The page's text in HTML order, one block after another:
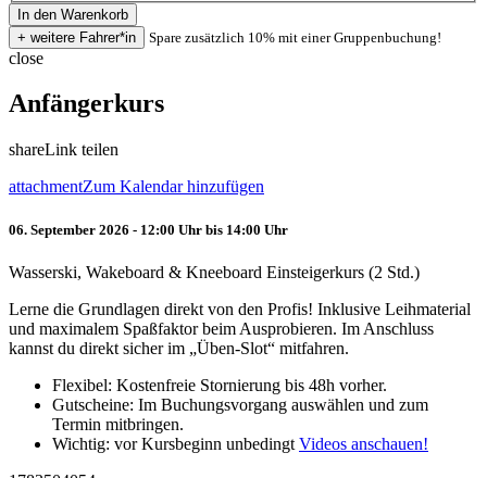
Spare zusätzlich 10% mit einer Gruppenbuchung!
close
Anfängerkurs
shareLink teilen
attachmentZum Kalendar hinzufügen
06. September 2026 - 12:00 Uhr bis 14:00 Uhr
Wasserski, Wakeboard & Kneeboard Einsteigerkurs (2 Std.)
Lerne die Grundlagen direkt von den Profis! Inklusive Leihmaterial
und maximalem Spaßfaktor beim Ausprobieren. Im Anschluss
kannst du direkt sicher im „Üben-Slot“ mitfahren.
Flexibel: Kostenfreie Stornierung bis 48h vorher.
Gutscheine: Im Buchungsvorgang auswählen und zum
Termin mitbringen.
Wichtig: vor Kursbeginn unbedingt Videos anschauen!